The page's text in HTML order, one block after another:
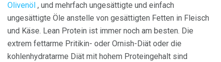
Olivenöl , und mehrfach ungesättigte und einfach
ungesättigte Öle anstelle von gesättigten Fetten in Fleisch
und Käse. Lean Protein ist immer noch am besten. Die
extrem fettarme Pritikin- oder Ornish-Diät oder die
kohlenhydratarme Diät mit hohem Proteingehalt sind